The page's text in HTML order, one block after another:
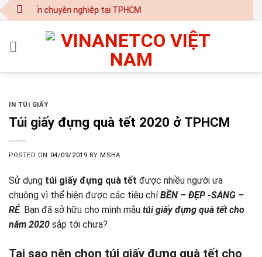
Skip
to
in ấn chuyên nghiệp tại TPHCM
IN TÚI GIẤY
Túi giấy đựng quà tết 2020 ở TPHCM
POSTED ON 04/09/2019 BYMSHA
Sử dụng túi giấy đựng quà tết được nhiều người ưa
chuộng vì thể hiện được các tiêu chíBỀN – ĐẸP -SANG –
RẺ. Bạn đã sở hữu cho mình mẫu túi giấy đựng quà tết cho
năm 2020 sắp tới chưa?
Tại sao nên chọn túi giấy đựng quà tết cho